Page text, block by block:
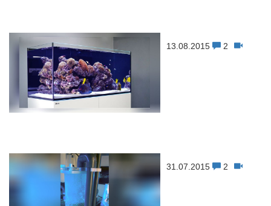
13.08.2015 2
31.07.2015 2